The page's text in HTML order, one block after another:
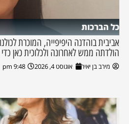
כל הברכות
אביבית בוהדנה היפיפייה, המוכרת
הולדתה ממש לאחרונה ולכלוכית כאן כדי
מירב בן יאיר אוגוסט 4, 2026 9:48 pm